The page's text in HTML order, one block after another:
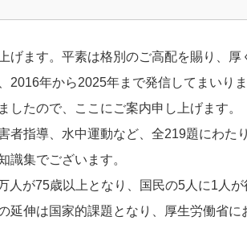
ます。平素は格別のご高配を賜り、厚
2016年から2025年まで発信してまいり
したので、ここにご案内申し上げます。
者指導、水中運動など、全219題にわた
識集でございます。
人が75歳以上となり、国民の5人に1人
延伸は国家的課題となり、厚生労働省